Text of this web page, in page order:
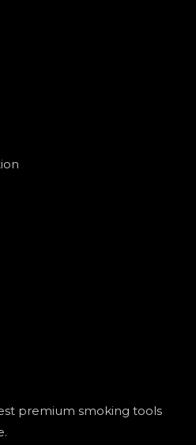
premium smoking tools